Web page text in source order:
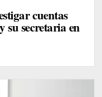
cuentas
su secretaria en